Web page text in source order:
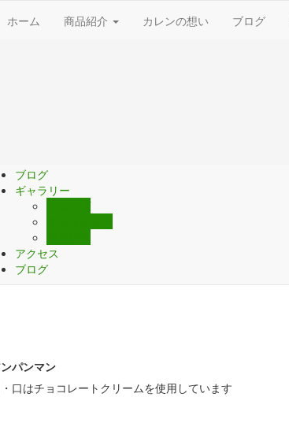
ホーム 商品紹介 カレンの想い ブログ
ブログ
ギャラリー
アクセス
ブログ
パンマン
口はチョコレートクリームを使用しています